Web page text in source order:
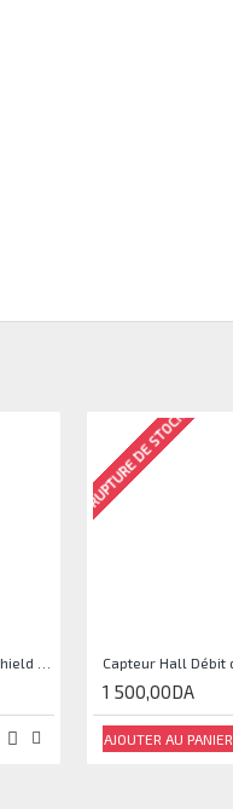
RUPTURE DE STOCK
1 500,00DA
AJOUTER AU PANIER